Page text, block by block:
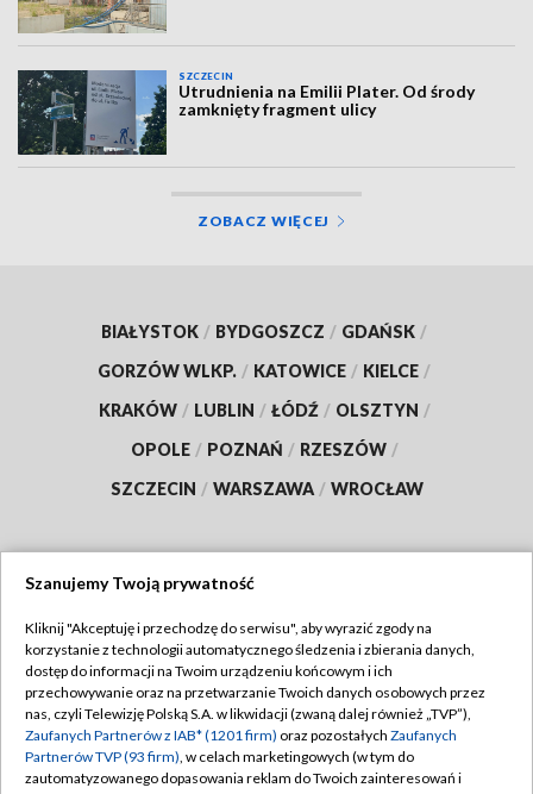
SZCZECIN
Utrudnienia na Emilii Plater. Od środy
zamknięty fragment ulicy
ZOBACZ WIĘCEJ
BIAŁYSTOK / BYDGOSZCZ / GDAŃSK /
GORZÓW WLKP. / KATOWICE / KIELCE /
KRAKÓW / LUBLIN / ŁÓDŹ / OLSZTYN /
OPOLE / POZNAŃ / RZESZÓW /
SZCZECIN / WARSZAWA / WROCŁAW
TVP
Abonament TVP
Emisja w TVP
Centrum informacji TVP
Regulamin TVP
Polityka prywatności
Moje zgody
Szanujemy Twoją prywatność
Kliknij "Akceptuję i przechodzę do serwisu", aby wyrazić zgody na
korzystanie z technologii automatycznego śledzenia i zbierania danych,
dostęp do informacji na Twoim urządzeniu końcowym i ich
przechowywanie oraz na przetwarzanie Twoich danych osobowych przez
nas, czyli Telewizję Polską S.A. w likwidacji (zwaną dalej również „TVP”),
Zaufanych Partnerów z IAB* (1201 firm) oraz pozostałych Zaufanych
Partnerów TVP (93 firm), w celach marketingowych (w tym do
zautomatyzowanego dopasowania reklam do Twoich zainteresowań i